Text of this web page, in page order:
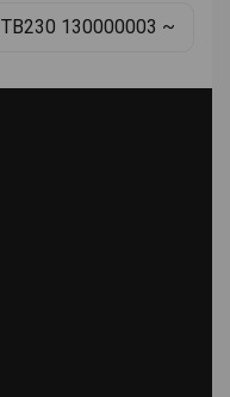
TB230 130000003 ~